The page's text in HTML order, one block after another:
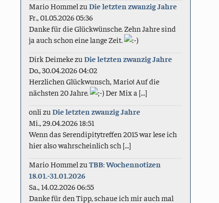
Mario Hommel zuDie letzten zwanzig Jahre
Fr., 01.05.2026 05:36
Danke für die Glückwünsche. Zehn Jahre sind
ja auch schon eine lange Zeit.
Dirk DeimekezuDie letzten zwanzig Jahre
Do., 30.04.2026 04:02
Herzlichen Glückwunsch, Mario! Auf die
nächsten 20 Jahre.
Der Mix a [...]
onli zuDie letzten zwanzig Jahre
Mi., 29.04.2026 18:51
Wenn das Serendipitytreffen 2015 war lese ich
hier also wahrscheinlich sch [...]
Mario Hommel zuTBB: Wochennotizen
18.01.-31.01.2026
Sa., 14.02.2026 06:55
Danke für den Tipp, schaue ich mir auch mal